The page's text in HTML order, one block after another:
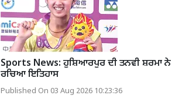
Sports News: ਹੁਸ਼ਿਆਰਪੁਰ ਦੀ ਤਨਵੀ ਸ਼ਰਮਾ ਨੇ
ਰਚਿਆ ਇਤਿਹਾਸ
Published On 03 Aug 2026 10:23:36